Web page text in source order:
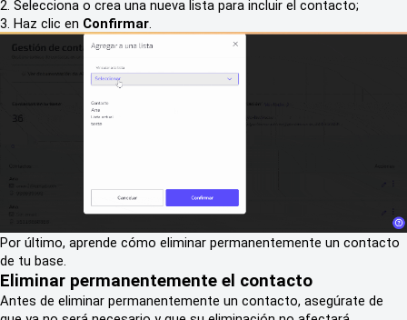
2. Selecciona o crea una nueva lista para incluir el contacto;
3. Haz clic en Confirmar.
Por último, aprende cómo eliminar permanentemente un contacto
de tu base.
Eliminar permanentemente el contacto
Antes de eliminar permanentemente un contacto, asegúrate de